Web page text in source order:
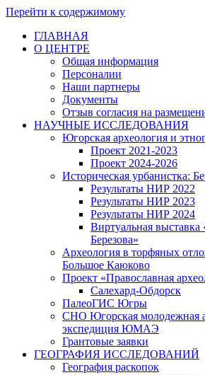
Перейти к содержимому
ГЛАВНАЯ
О ЦЕНТРЕ
Общая информация
Персоналии
Наши партнеры
Документы
Отзыв согласия на
НАУЧНЫЕ ИССЛЕДОВАНИЯ
Югорская археология и
Проект 2021-2023
Проект 2024-2026
Историческая урбанистка:
Результаты НИР 2022
Результаты НИР 2023
Результаты НИР 2024
Виртуальная выставка
Березова»
Археология в торфяных
Большое Каюково
Проект «Православная
Салехард-Обдорск
ПалеоГИС Югры
СНО Югорская молодежная
экспедиция ЮМАЭ
Грантовые заявки
ГЕОГРАФИЯ ИССЛЕДОВАНИЙ
География раскопок